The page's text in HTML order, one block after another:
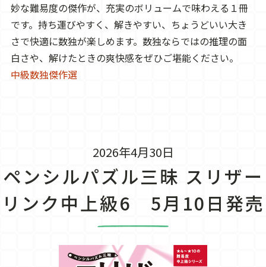
妙な難易度の傑作が、充実のボリュームで味わえる１冊
です。持ち運びやすく、解きやすい、ちょうどいい大き
さで快適に数独が楽しめます。数独ならではの推理の面
白さや、解けたときの爽快感をぜひご堪能ください。
中級数独傑作選
2026年4月30日
ペンシルパズル三昧 スリザー
リンク中上級6 5月10日発売